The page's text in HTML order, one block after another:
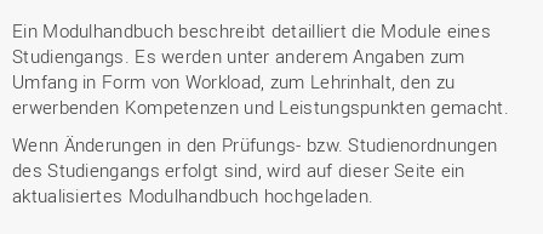
Ein Modulhandbuch beschreibt detailliert die Module eines
Studiengangs. Es werden unter anderem Angaben zum
Umfang in Form von Workload, zum Lehrinhalt, den zu
erwerbenden Kompetenzen und Leistungspunkten gemacht.
Wenn Änderungen in den Prüfungs- bzw. Studienordnungen
des Studiengangs erfolgt sind, wird auf dieser Seite ein
aktualisiertes Modulhandbuch hochgeladen.